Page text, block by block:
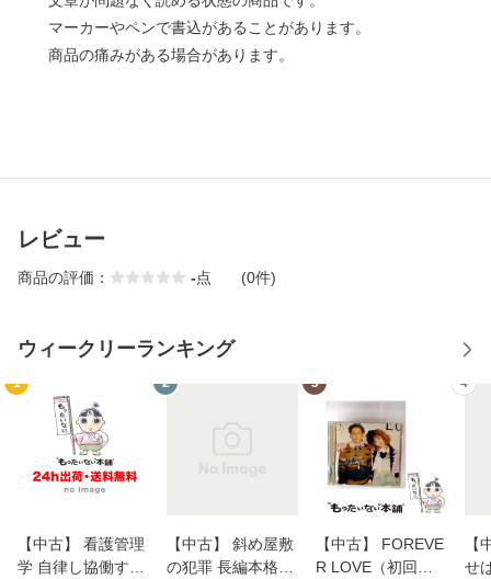
マーカーやペンで書込があることがあります。
商品の痛みがある場合があります。
レビュー
商品の評価： -点 (0件)
ウィークリーランキング
1
【中古】 看護管理
学 自律し協働する
2
【中古】 斜め屋敷
の犯罪 長編本格推
3
【中古】 FOREVE
R LOVE（初回生
4
【
せ